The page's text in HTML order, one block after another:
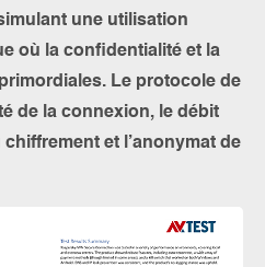
une utilisation
où la confidentialité et la
Le protocole de
de la connexion, le débit
et l’anonymat de